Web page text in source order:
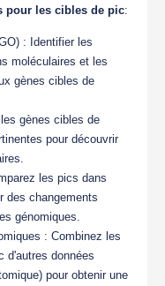
pour les cibles de pic:
: Identifier les
moléculaires et les
gènes cibles de
gènes cibles de
pour découvrir
les pics dans
des changements
génomiques.
: Combinez les
d'autres données
pour obtenir une